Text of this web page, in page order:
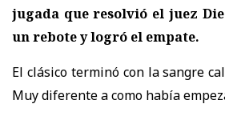
jugada que resolvió el juez
un rebote y logró el empate.
El clásico terminó con la sangre
Muy diferente a como había